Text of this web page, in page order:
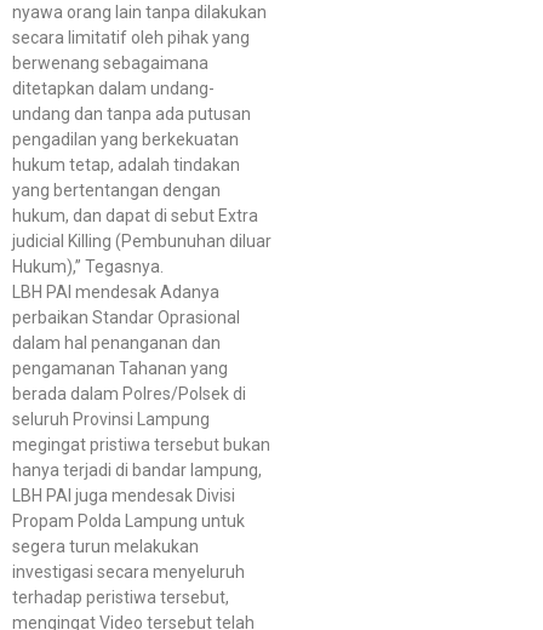
nyawa orang lain tanpa dilakukan
secara limitatif oleh pihak yang
berwenang sebagaimana
ditetapkan dalam undang-
undang dan tanpa ada putusan
pengadilan yang berkekuatan
hukum tetap, adalah tindakan
yang bertentangan dengan
hukum, dan dapat di sebut Extra
judicial Killing (Pembunuhan diluar
Hukum),” Tegasnya.
LBH PAI mendesak Adanya
perbaikan Standar Oprasional
dalam hal penanganan dan
pengamanan Tahanan yang
berada dalam Polres/Polsek di
seluruh Provinsi Lampung
megingat pristiwa tersebut bukan
hanya terjadi di bandar lampung,
LBH PAI juga mendesak Divisi
Propam Polda Lampung untuk
segera turun melakukan
investigasi secara menyeluruh
terhadap peristiwa tersebut,
mengingat Video tersebut telah